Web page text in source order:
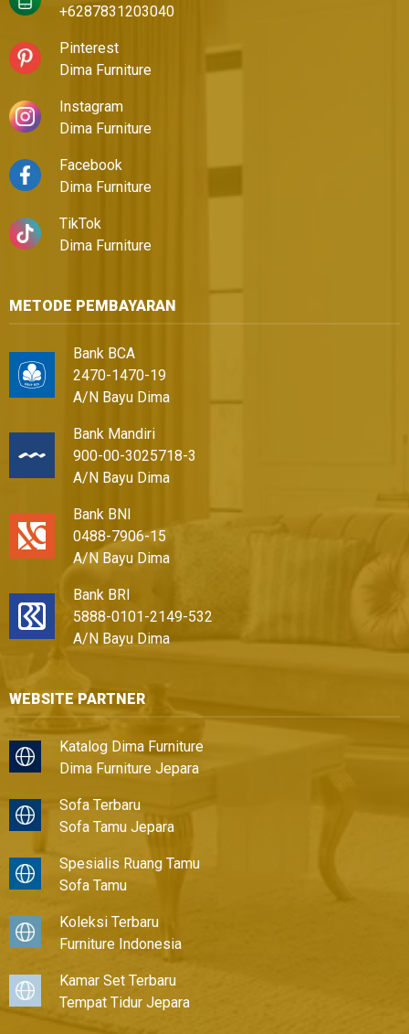
+6287831203040
Pinterest
Dima Furniture
Instagram
Dima Furniture
Facebook
Dima Furniture
TikTok
Dima Furniture
METODE PEMBAYARAN
Bank BCA
2470-1470-19
A/N Bayu Dima
Bank Mandiri
900-00-3025718-3
A/N Bayu Dima
Bank BNI
0488-7906-15
A/N Bayu Dima
Bank BRI
5888-0101-2149-532
A/N Bayu Dima
WEBSITE PARTNER
Katalog Dima Furniture
Dima Furniture Jepara
Sofa Terbaru
Sofa Tamu Jepara
Spesialis Ruang Tamu
Sofa Tamu
Koleksi Terbaru
Furniture Indonesia
Kamar Set Terbaru
Tempat Tidur Jepara